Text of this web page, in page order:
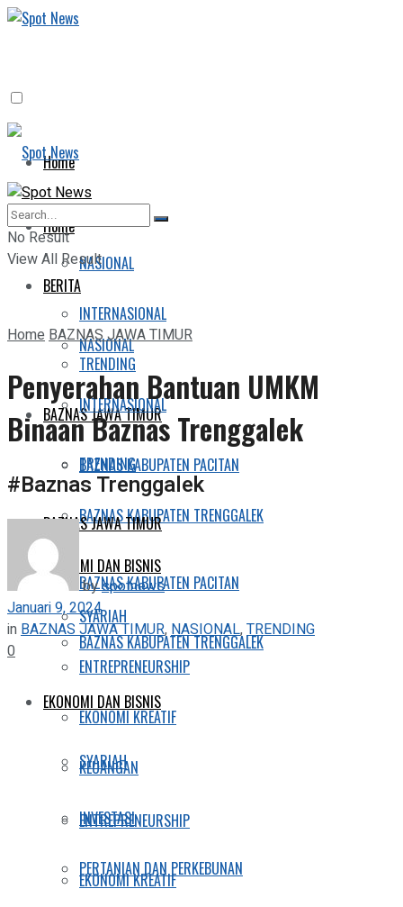
Home
BERITA
NASIONAL
INTERNASIONAL
TRENDING
BAZNAS JAWA TIMUR
BAZNAS KABUPATEN PACITAN
BAZNAS KABUPATEN TRENGGALEK
EKONOMI DAN BISNIS
SYARIAH
ENTREPRENEURSHIP
EKONOMI KREATIF
KEUANGAN
INVESTASI
PERTANIAN DAN PERKEBUNAN
Home
BERITA
NASIONAL
INTERNASIONAL
TRENDING
BAZNAS JAWA TIMUR
BAZNAS KABUPATEN PACITAN
BAZNAS KABUPATEN TRENGGALEK
EKONOMI DAN BISNIS
SYARIAH
ENTREPRENEURSHIP
EKONOMI KREATIF
No Result
View All Result
HomeBAZNAS JAWA TIMUR
Penyerahan Bantuan UMKM
Binaan Baznas Trenggalek
#Baznas Trenggalek
byspotnews
Januari 9, 2024
in BAZNAS JAWA TIMUR, NASIONAL,TRENDING
0